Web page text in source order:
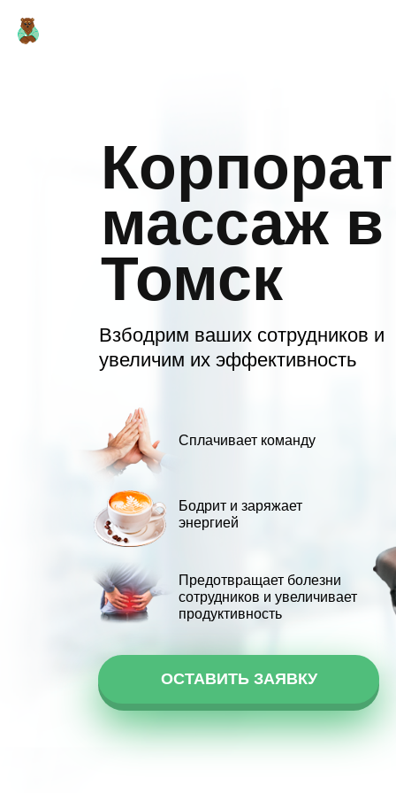
массаж
Томск
Взбодрим ваших сотрудников и
увеличим их эффективность
Сплачивает команду
Бодрит и заряжает
энергией
Предотвращает болезни
сотрудников и увеличивает
продуктивность
ОСТАВИТЬ ЗАЯВКУ